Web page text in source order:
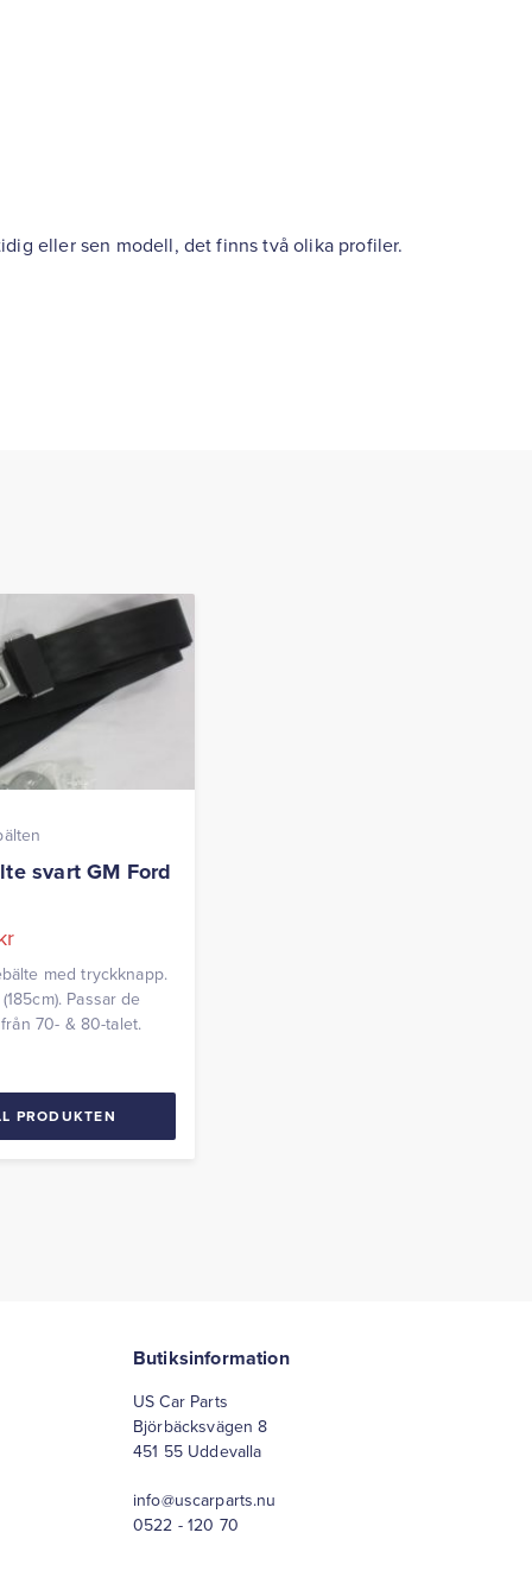
eller sen modell, det finns två olika profiler.
svart GM Ford
med tryckknapp.
Passar de
70- & 80-talet.
PRODUKTEN
Butiksinformation
US Car Parts
Björbäcksvägen 8
451 55 Uddevalla
info@uscarparts.nu
0522 - 120 70